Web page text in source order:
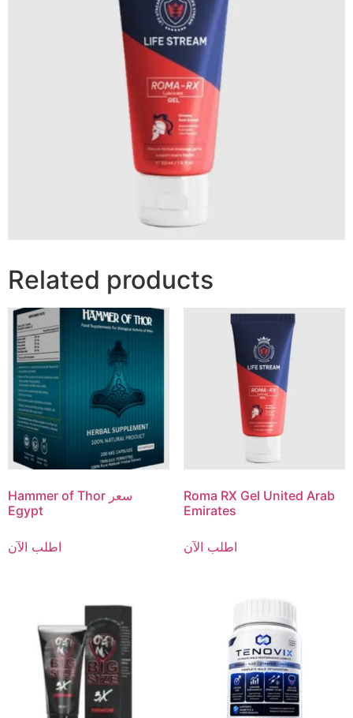
Related products
Hammer of Thor سعر
Egypt
اطلب الآن
Roma RX Gel United Arab
Emirates
اطلب الآن